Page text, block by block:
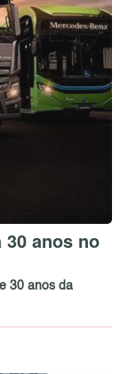
30 anos no
30 anos da